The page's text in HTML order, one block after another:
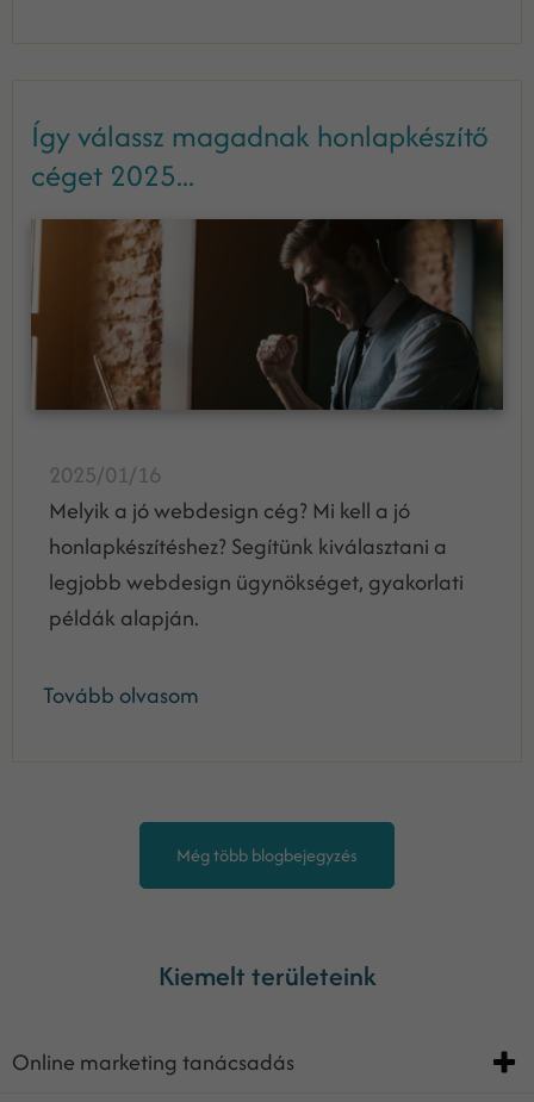
Így válassz magadnak honlapkészítő
céget 2025...
2025/01/16
Melyik a jó webdesign cég? Mi kell a jó
honlapkészítéshez? Segítünk kiválasztani a
legjobb webdesign ügynökséget, gyakorlati
példák alapján.
Tovább olvasom
Még több blogbejegyzés
Kiemelt területeink
Online marketing tanácsadás